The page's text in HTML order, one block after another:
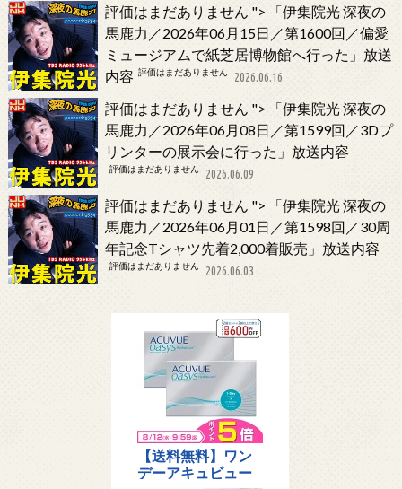
評価はまだありません ">
「伊集院光 深夜の
馬鹿力／2026年06月15日／第1600回／偏愛
ミュージアムで紙芝居博物館へ行った」放送
内容 評価はまだありません 2026.06.16
評価はまだありません ">
「伊集院光 深夜の
馬鹿力／2026年06月08日／第1599回／3Dプ
リンターの展示会に行った」放送内容
評価はまだありません 2026.06.09
評価はまだありません ">
「伊集院光 深夜の
馬鹿力／2026年06月01日／第1598回／30周
年記念Tシャツ先着2,000着販売」放送内容
評価はまだありません 2026.06.03